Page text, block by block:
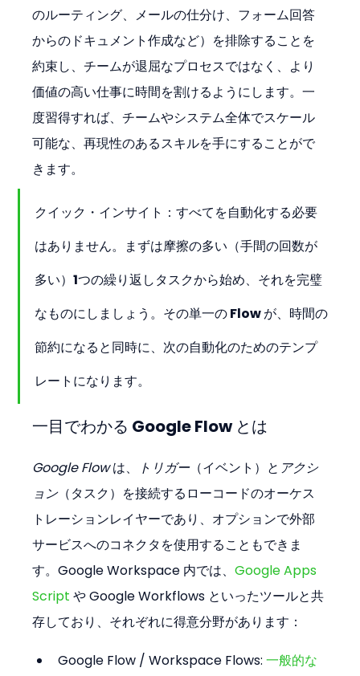
のルーティング、メールの仕分け、フォーム回答
からのドキュメント作成など）を排除することを
約束し、チームが退屈なプロセスではなく、より
価値の高い仕事に時間を割けるようにします。一
度習得すれば、チームやシステム全体でスケール
可能な、再現性のあるスキルを手にすることがで
きます。
クイック・インサイト：すべてを自動化する必要
はありません。まずは摩擦の多い（手間の回数が
多い）1つの繰り返しタスクから始め、それを完璧
なものにしましょう。その単一の Flow が、時間の
節約になると同時に、次の自動化のためのテンプ
レートになります。
一目でわかる Google Flow とは
Google Flow は、 トリガー（イベント）と アクシ
ョン（タスク）を接続するローコードのオーケス
トレーションレイヤーであり、オプションで外部
サービスへのコネクタを使用することもできま
す。Google Workspace 内では、Google Apps
Script や Google Workflows といったツールと共
存しており、それぞれに得意分野があります：
Google Flow / Workspace Flows: 一般的な